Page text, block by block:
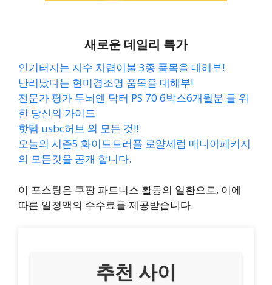
새로운 데일리 특가
인기터지는 자수 차렵이불 3종 품목을 대해부!
난리났다는 현미경조명 품목을 대해부!
전문가 평가 두뇌엔 닥터 PS 70 6박스6개월분 를 위
한 당신의 가이드
핫템 usbc허브 의 모든 것!!
오늘의 시즌5 화이트트러플 로얄세럼 매니아패키지
의 모든것을 공개 합니다.
이 포스팅은 쿠팡 파트너스 활동의 일환으로, 이에
따른 일정액의 수수료를 제공받습니다.
추천 사이